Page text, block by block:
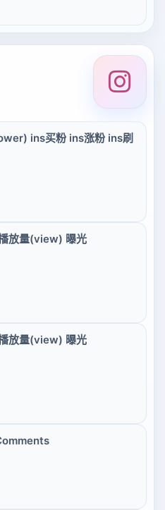
粉 ins刷
量(view) 曝光
量(view) 曝光